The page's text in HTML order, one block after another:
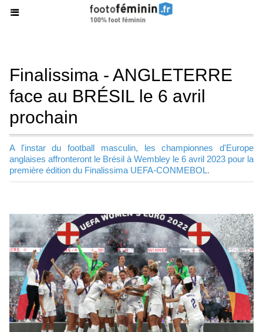
Finalissima - ANGLETERRE
face au BRÉSIL le 6 avril
prochain
A l'instar du football masculin, les championnes d'Europe
anglaises affronteront le Brésil à Wembley le 6 avril 2023 pour la
première édition du Finalissima UEFA-CONMEBOL.